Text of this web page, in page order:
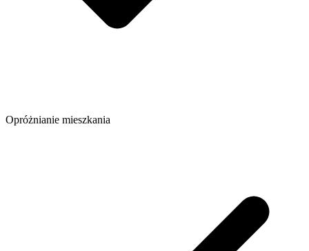
Opróżnianie mieszkania